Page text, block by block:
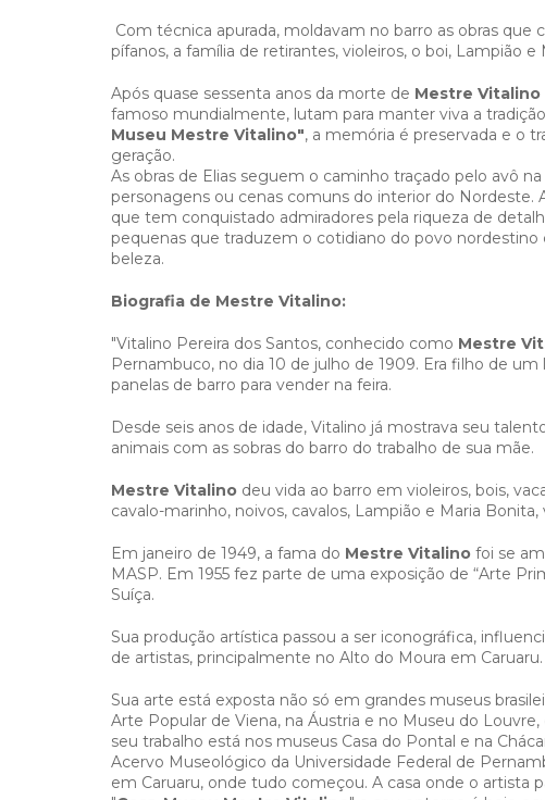
Com técnica apurada, moldavam no barro as obras que
pífanos, a família de retirantes, violeiros, o boi, Lampião
Após quase sessenta anos da morte de Mestre Vitalino
famoso mundialmente, lutam para manter viva a
Museu Mestre Vitalino", a memória é preservada e o
As obras de Elias seguem o caminho traçado pelo avô
personagens ou cenas comuns do interior do Nordeste.
que tem conquistado admiradores pela riqueza de
pequenas que traduzem o cotidiano do povo nordestino
beleza.
Biografia de Mestre Vitalino:
"Vitalino Pereira dos Santos, conhecido como Mestre
Pernambuco, no dia 10 de julho de 1909. Era filho de
panelas de barro para vender na feira.
Desde seis anos de idade, Vitalino já mostrava seu
animais com as sobras do barro do trabalho de sua mãe.
Mestre Vitalino deu vida ao barro em violeiros, bois,
cavalo-marinho, noivos, cavalos, Lampião e Maria
Em janeiro de 1949, a fama do Mestre Vitalino foi se
MASP. Em 1955 fez parte de uma exposição de “Arte
Suíça.
Sua produção artística passou a ser iconográfica,
de artistas, principalmente no Alto do Moura em Caruaru.
Sua arte está exposta não só em grandes museus
Arte Popular de Viena, na Áustria e no Museu do
seu trabalho está nos museus Casa do Pontal e na
Acervo Museológico da Universidade Federal de
em Caruaru, onde tudo começou. A casa onde o artista